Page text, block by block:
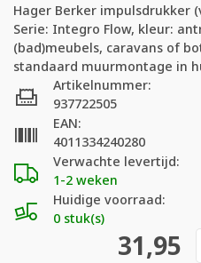
Hager Berker impulsdrukker
Serie: Integro Flow, kleur:
(bad)meubels, caravans of
standaard muurmontage in
Verwachte levertijd:
1-2 weken
Huidige voorraad:
0 stuk(s)
Artikelnummer:
937722505
EAN:
4011334240280
31,95